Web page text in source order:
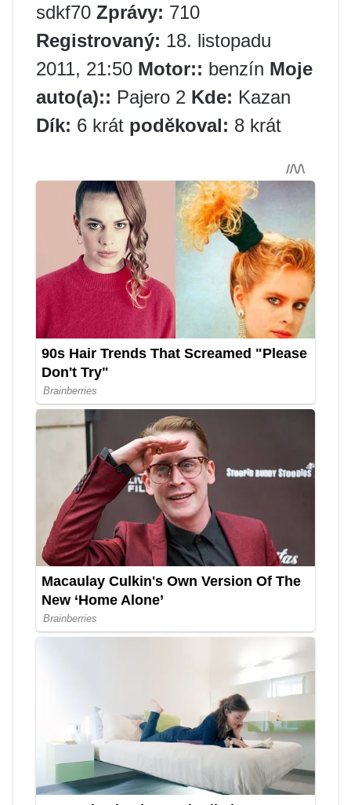
sdkf70 Zprávy: 710
Registrovaný: 18. listopadu
2011, 21:50 Motor:: benzín Moje
auto(a):: Pajero 2 Kde: Kazan
Dík: 6 krát poděkoval: 8 krát